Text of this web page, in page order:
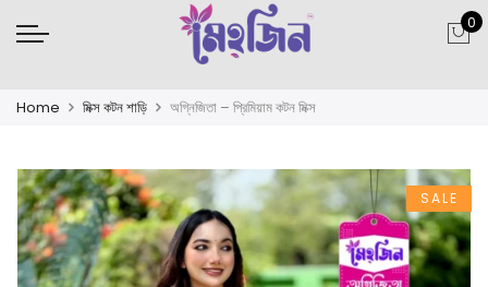
0
Home মিক্স কটন শাড়ি অগ্নিজিতা – প্রিমিয়াম কটন মিক্স
SALE